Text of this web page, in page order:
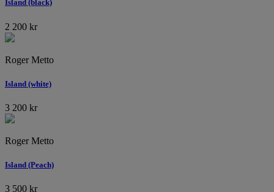
Island (black)
2 200 kr
Roger Metto
Island (white)
3 200 kr
Roger Metto
Island (Peach)
3 500 kr